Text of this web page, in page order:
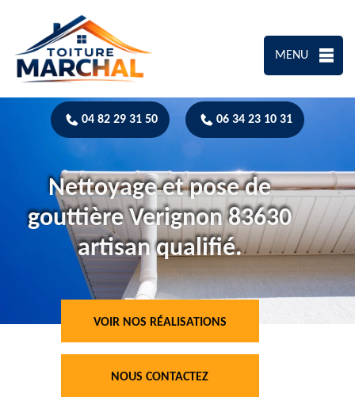
MENU
04 82 29 31 50 06 34 23 10 31
Nettoyage et pose de
gouttière Verignon 83630
artisan qualifié.
VOIR NOS RÉALISATIONS
NOUS CONTACTEZ